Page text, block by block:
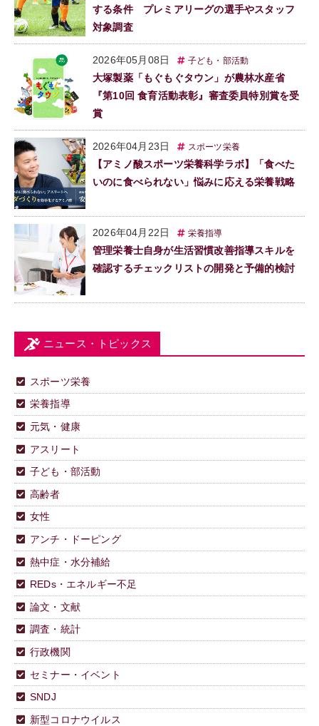
する条件 プレミアリーグの選手やスタッフ
対象調査
2026年05月08日 子ども・部活動
大塚製薬「もぐもぐタウン」が農林水産省
『第10回 食育活動表彰』審査委員特別賞を受
賞
2026年04月23日 スポーツ栄養
【アミノ酸スポーツ栄養科学ラボ】「食べた
いのに食べられない」悩みに応える栄養戦略
2026年04月22日 栄養指導
管理栄養士自身が生活習慣改善指導スキルを
確認するチェックリストの開発と予備的検討
ニュース・トピックス
スポーツ栄養
栄養指導
元気・健康
アスリート
子ども・部活動
高齢者
女性
アンチ・ドーピング
熱中症・水分補給
REDs・エネルギー不足
論文・文献
調査・統計
行政機関
セミナー・イベント
SNDJ
新型コロナウイルス